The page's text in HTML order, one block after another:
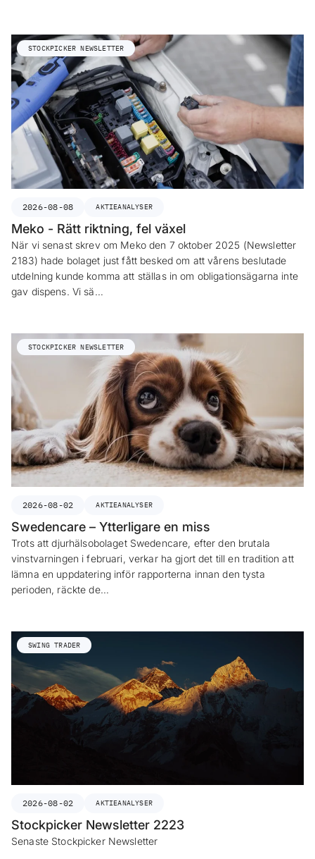
STOCKPICKER NEWSLETTER
2026-08-08 AKTIEANALYSER
Meko - Rätt riktning, fel växel
När vi senast skrev om Meko den 7 oktober 2025 (Newsletter
2183) hade bolaget just fått besked om att vårens beslutade
utdelning kunde komma att ställas in om obligationsägarna inte
gav dispens. Vi sä…
STOCKPICKER NEWSLETTER
2026-08-02 AKTIEANALYSER
Swedencare – Ytterligare en miss
Trots att djurhälsobolaget Swedencare, efter den brutala
vinstvarningen i februari, verkar ha gjort det till en tradition att
lämna en uppdatering inför rapporterna innan den tysta
perioden, räckte de…
SWING TRADER
2026-08-02 AKTIEANALYSER
Stockpicker Newsletter 2223
Senaste Stockpicker Newsletter